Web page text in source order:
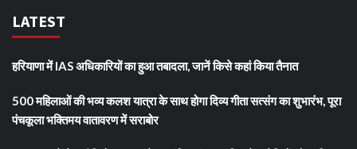
LATEST
हरियाणा में IAS अधिकारियों का हुआ तबादला, जानें किसे कहां किया तैनात
500 महिलाओं की भव्य कलश यात्रा के साथ होगा दिव्य गीता सत्संग का शुभारंभ, पूरा
पंचकूला भक्तिमय वातावरण में सराबोर